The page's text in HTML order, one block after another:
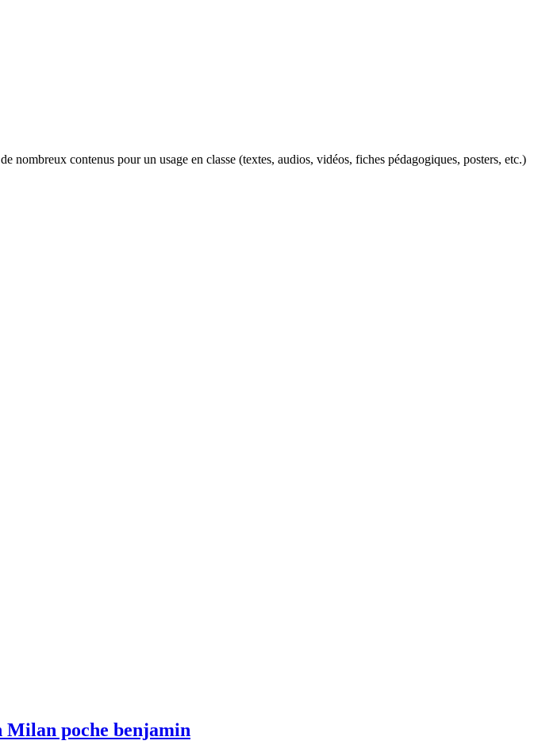
nombreux contenus pour un usage en classe (textes, audios, vidéos, fiches pédagogiques, posters, etc.)
Milan poche benjamin